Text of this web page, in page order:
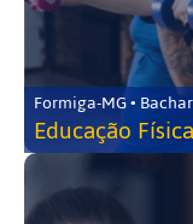
Formiga-MG •
Educação